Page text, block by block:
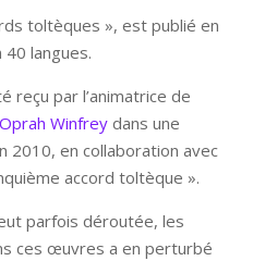
toltèques », est publié en
langues.
reçu par l’animatrice de
Oprah Winfreydans une
2010, en collaboration avec
accord toltèque ».
parfois déroutée, les
ces œuvres a en perturbé